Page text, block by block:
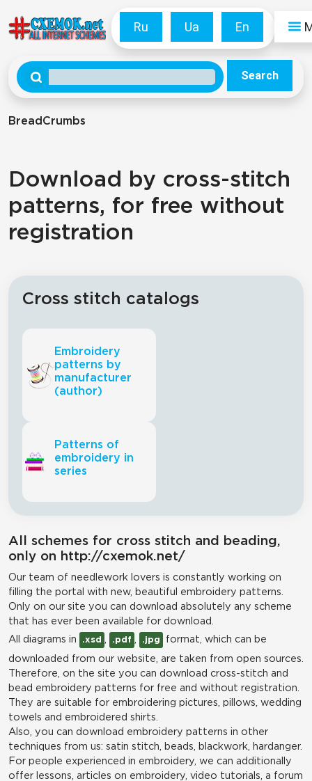
Ru Ua En
Search
BreadCrumbs
Download by cross-stitch
patterns, for free without
registration
Cross stitch catalogs
Embroidery
patterns by
manufacturer
(author)
Patterns of
embroidery in
series
All schemes for cross stitch and beading,
only on http://cxemok.net/
Our team of needlework lovers is constantly working on
filling the portal with new, beautiful embroidery patterns.
Only on our site you can download absolutely any scheme
that has ever been available for download.
All diagrams in
.xsd .pdf .jpg format, which can be
downloaded from our website, are taken from open sources.
Therefore, on the site you can download cross-stitch and
bead embroidery patterns for free and without registration.
They are suitable for embroidering pictures, pillows, wedding
towels and embroidered shirts.
Also, you can download embroidery patterns in other
techniques from us: satin stitch, beads, blackwork, hardanger.
For people experienced in embroidery, we can additionally
offer lessons, articles on embroidery, video tutorials, a forum